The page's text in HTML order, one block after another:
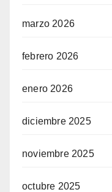
marzo 2026
febrero 2026
enero 2026
diciembre 2025
noviembre 2025
octubre 2025